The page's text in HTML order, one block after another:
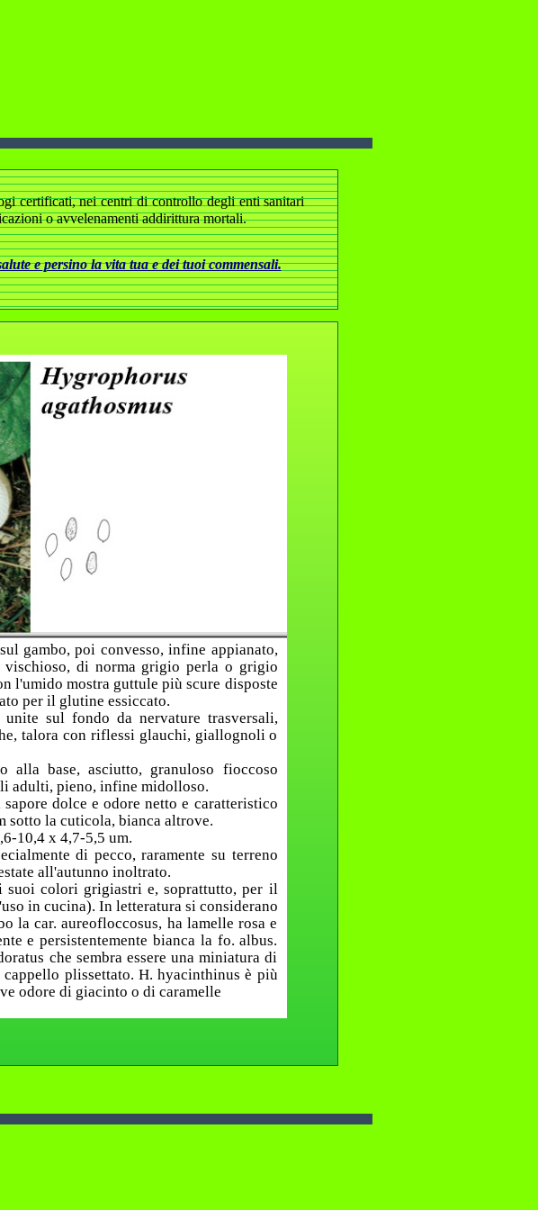
certificati, nei centri di controllo degli enti sanitari
o avvelenamenti addirittura mortali.
e persino la vita tua e dei tuoi commensali.
gambo, poi convesso, infine appianato,
di norma grigio perla o grigio
l'umido mostra guttule più scure disposte
per il glutine essiccato.
unite sul fondo da nervature trasversali,
talora con riflessi glauchi, giallognoli o
alla base, asciutto, granuloso fioccoso
adulti, pieno, infine midolloso.
dolce e odore netto e caratteristico
sotto la cuticola, bianca altrove.
10,4 x 4,7-5,5 um.
di pecco, raramente su terreno
all'autunno inoltrato.
suoi colori grigiastri e, soprattutto, per il
in cucina). In letteratura si considerano
la car. aureofloccosus, ha lamelle rosa e
e persistentemente bianca la fo. albus.
che sembra essere una miniatura di
plissettato. H. hyacinthinus è più
odore di giacinto o di caramelle